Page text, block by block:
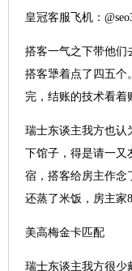
皇冠客服飞机：
搭客一气之下带他们
搭客犟着点了四五个
完，结账的技术看着
瑞士东谈主我方也认
下馆子，得是请一又
宿，搭客给房主作念
还蒸了米饭，房主家
美高梅金卡匹配
瑞士东谈主我方很少